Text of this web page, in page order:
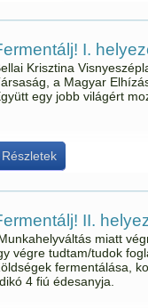
I.
Krisztina
a Magyar
egy jobb világért
Részletek
II.
miatt
végre tudtam/tudok
fermentálása,
4 fiú édesanyja.